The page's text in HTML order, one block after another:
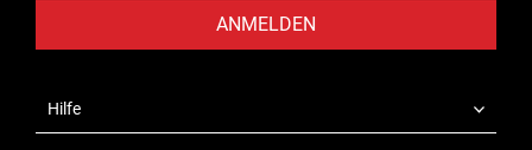
ANMELDEN
Hilfe